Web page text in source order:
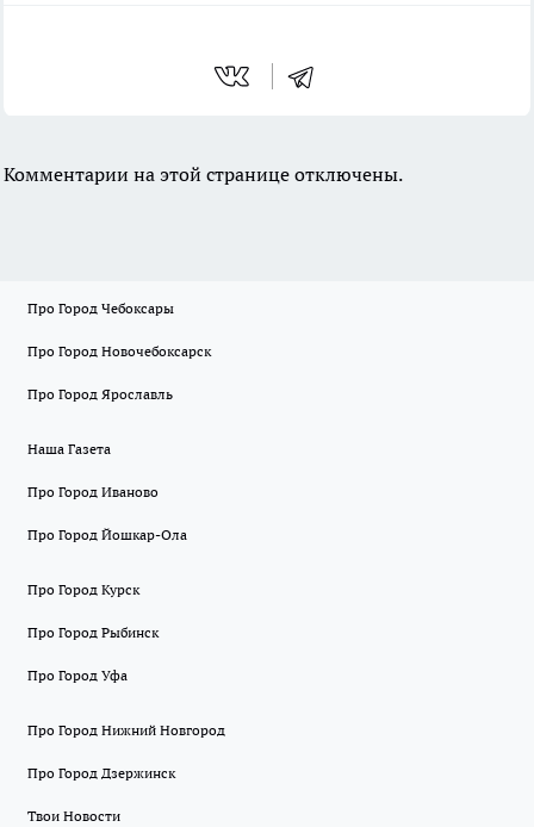
Комментарии на этой странице отключены.
Про Город Чебоксары
Про Город Новочебоксарск
Про Город Ярославль
Наша Газета
Про Город Иваново
Про Город Йошкар-Ола
Про Город Курск
Про Город Рыбинск
Про Город Уфа
Про Город Нижний Новгород
Про Город Дзержинск
Твои Новости